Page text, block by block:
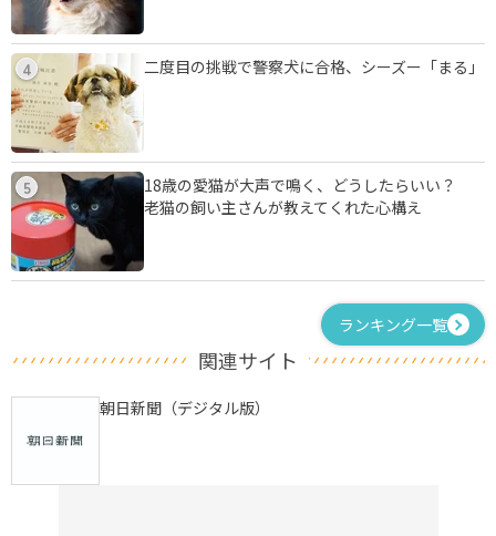
4 二度目の挑戦で警察犬に合格、シーズー「まる」
5
18歳の愛猫が大声で鳴く、どうしたらいい？
老猫の飼い主さんが教えてくれた心構え
ランキング一覧
関連サイト
朝日新聞（デジタル版）